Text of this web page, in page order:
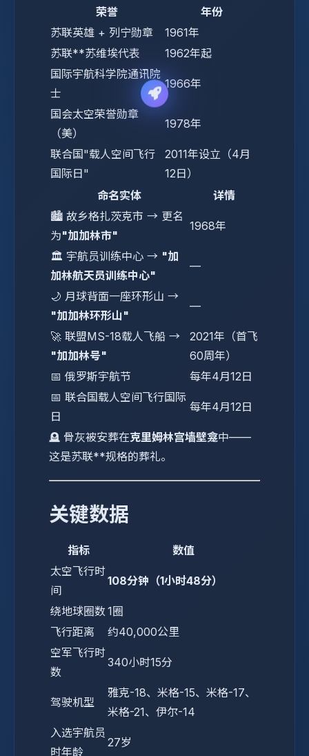
荣誉
年份
苏联英雄 + 列宁勋章
1961年
苏联**苏维埃代表
1962年起
国际宇航科学院通讯院
士
1966年
国会太空荣誉勋章
（美）
1978年
联合国"载人空间飞行
国际日"
2011年设立（4月
12日）
命名实体
详情
🏙️ 故乡格扎茨克市 → 更名
为"加加林市"
1968年
🏛️ 宇航员训练中心 → "加
加林航天员训练中心"
—
🌙 月球背面一座环形山 →
"加加林环形山"
—
🚀 联盟MS-18载人飞船 →
"加加林号"
2021年（首飞
60周年）
📅 俄罗斯宇航节
每年4月12日
📅 联合国载人空间飞行国际
日
每年4月12日
🪦 骨灰被安葬在克里姆林宫墙壁龛中——
这是苏联**规格的葬礼。
关键数据
指标
数值
太空飞行时
间
108分钟（1小时48分）
绕地球圈数 1圈
飞行距离
约40,000公里
空军飞行时
数
340小时15分
驾驶机型
雅克-18、米格-15、米格-17、
米格-21、伊尔-14
入选宇航员
时年龄
27岁